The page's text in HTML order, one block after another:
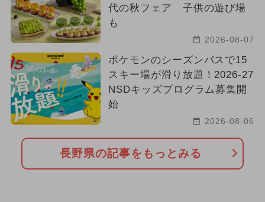
代の秋フェア 子供の遊び場
も
2026-08-07
ポケモンのシーズンパスで15
スキー場が滑り放題！2026-27
NSDキッズプログラム募集開
始
2026-08-06
長野県の記事をもっとみる